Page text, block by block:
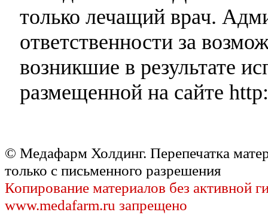
только лечащий врач.
ответственности за
возникшие в результате
размещенной на сайте
© Медафарм Холдинг. Перепечатка
только с письменного разрешения
Копирование материалов без активной
www.medafarm.ru запрещено